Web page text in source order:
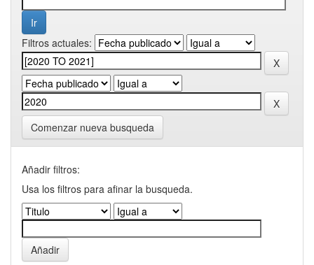
Filtros actuales:
Comenzar nueva busqueda
Añadir filtros:
Usa los filtros para afinar la busqueda.